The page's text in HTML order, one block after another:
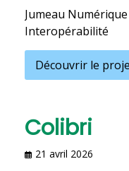
Jumeau
Interopérabilité
Découvrir le
Colibri
21 avril 2026